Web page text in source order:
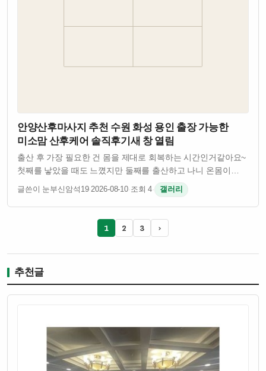
안양산후마사지 추천 수원 화성 용인 출장 가능한
미소맘 산후케어 솔직후기새 창 열림
출산 후 가장 필요한 건 몸을 제대로 회복하는 시간인거같아요~​
첫째를 낳았을 때도 느꼈지만 둘째를 출산하고 나니 온몸이
붓고 어깨와 허리, 골반까지 너무 뻐근하더라고요. 아이를
돌보느라 외출은 쉽지 않고 산후조리원 퇴소 후에는 마사지샵을
방문하는 것조차 부담스러웠습니다…
글쓴이 눈부신암석19·2026-08-10·조회 4· 갤러리
1 2 3 ›
추천글